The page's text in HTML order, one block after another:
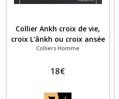
Collier Ankh croix de vie,
croix L'ânkh ou croix ansée
en marqueterie bois érable
marqueterie
Colliers Homme
18€